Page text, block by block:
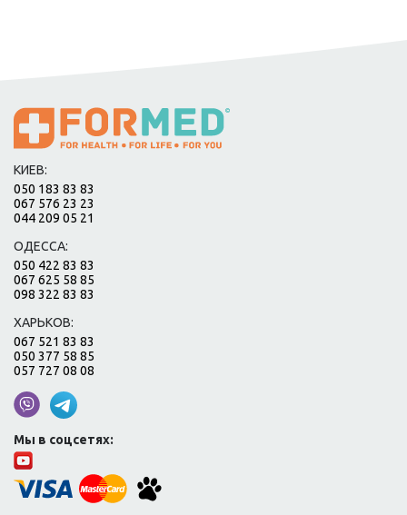
КИЕВ:
050 183 83 83
067 576 23 23
044 209 05 21
ОДЕССА:
050 422 83 83
067 625 58 85
098 322 83 83
ХАРЬКОВ:
067 521 83 83
050 377 58 85
057 727 08 08
Мы в соцсетях: